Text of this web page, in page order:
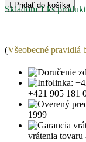
 Pridať do košíka
Skladom1ks
(Všeobecné pravidlá
+421 905 181
1999
vrátenia tovaru